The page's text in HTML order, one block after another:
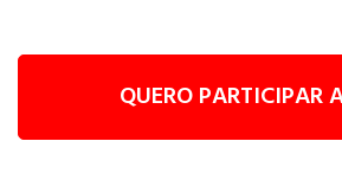
QUERO PARTICIPAR